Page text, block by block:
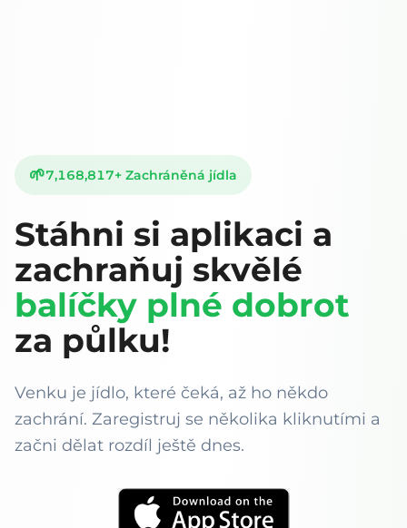
🌱7,168,817+ Zachráněná jídla
Stáhni si aplikaci a
zachraňuj skvělé
balíčky plné dobrot
za půlku!
Venku je jídlo, které čeká, až ho někdo
zachrání. Zaregistruj se několika kliknutími a
začni dělat rozdíl ještě dnes.